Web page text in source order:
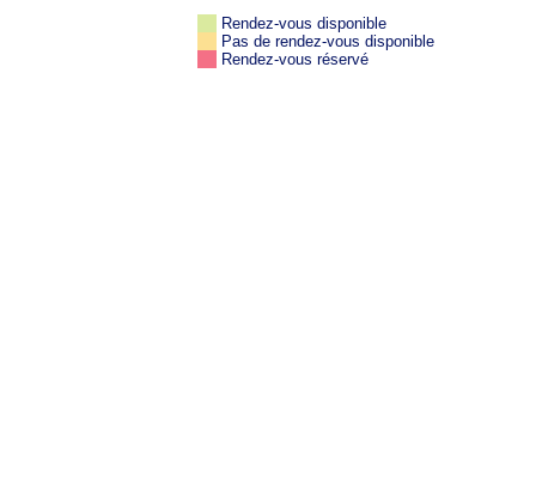
Rendez-vous disponible
Pas de rendez-vous disponible
Rendez-vous réservé